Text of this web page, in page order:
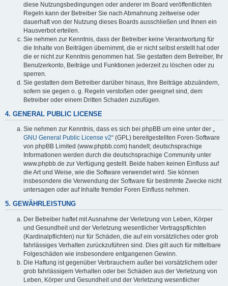
diese Nutzungsbedingungen oder anderer im Board veröffentlichten
Regeln kann der Betreiber Sie nach Abmahnung zeitweise oder
dauerhaft von der Nutzung dieses Boards ausschließen und Ihnen ein
Hausverbot erteilen.
Sie nehmen zur Kenntnis, dass der Betreiber keine Verantwortung für
die Inhalte von Beiträgen übernimmt, die er nicht selbst erstellt hat oder
die er nicht zur Kenntnis genommen hat. Sie gestatten dem Betreiber, Ihr
Benutzerkonto, Beiträge und Funktionen jederzeit zu löschen oder zu
sperren.
Sie gestatten dem Betreiber darüber hinaus, Ihre Beiträge abzuändern,
sofern sie gegen o. g. Regeln verstoßen oder geeignet sind, dem
Betreiber oder einem Dritten Schaden zuzufügen.
4. GENERAL PUBLIC LICENSE
Sie nehmen zur Kenntnis, dass es sich bei phpBB um eine unter der „
GNU General Public License v2“ (GPL) bereitgestellten Foren-Software
von phpBB Limited (www.phpbb.com) handelt; deutschsprachige
Informationen werden durch die deutschsprachige Community unter
www.phpbb.de zur Verfügung gestellt. Beide haben keinen Einfluss auf
die Art und Weise, wie die Software verwendet wird. Sie können
insbesondere die Verwendung der Software für bestimmte Zwecke nicht
untersagen oder auf Inhalte fremder Foren Einfluss nehmen.
5. GEWÄHRLEISTUNG
Der Betreiber haftet mit Ausnahme der Verletzung von Leben, Körper
und Gesundheit und der Verletzung wesentlicher Vertragspflichten
(Kardinalpflichten) nur für Schäden, die auf ein vorsätzliches oder grob
fahrlässiges Verhalten zurückzuführen sind. Dies gilt auch für mittelbare
Folgeschäden wie insbesondere entgangenen Gewinn.
Die Haftung ist gegenüber Verbrauchern außer bei vorsätzlichem oder
grob fahrlässigem Verhalten oder bei Schäden aus der Verletzung von
Leben, Körper und Gesundheit und der Verletzung wesentlicher